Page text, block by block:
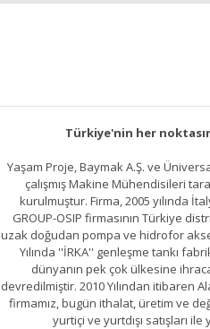
Türkiye'nin her
Yaşam Proje, Baymak A.Ş. ve
çalışmış Makine Mühendisileri
kurulmuştur. Firma, 2005 yılında
GROUP-OSIP firmasının Türkiye
uzak doğudan pompa ve hidrofor
Yılında ''İRKA'' genleşme tankı
dünyanın pek çok ülkesine
devredilmiştir. 2010 Yılından itibaren
firmamız, bugün ithalat, üretim ve
yurtiçi ve yurtdışı satışları